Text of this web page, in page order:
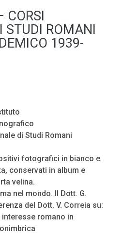
STUDI ROMANI
1939-
di Studi Romani
fotografici in bianco e
conservati in album e
velina.
nel mondo. Il Dott. G.
del Dott. V. Correia su:
romano in